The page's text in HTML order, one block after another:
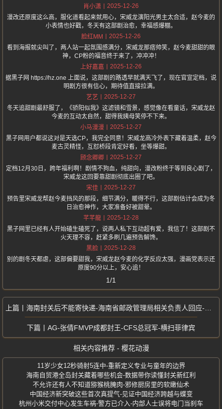
肖小潇
2025-12-26
漫改还原度这么高，服化道看起来就用心，宋威龙演阳光男主太合适，赵今麦的
小表情也好戳，冬天有这部剧治愈，幸福感爆棚。
脸红MM
2025-12-26
看到海报就尖叫了，两人站一起氛围感满分，宋威龙那痞帅笑，赵今麦甜甜的眼
神，CP粉的福音终于来了，冲冲冲！
上好嘉嘉
2025-12-26
据黑子网 https://hz.one 上面说，这部剧的路透早就满天飞了，现在官宣定档，说
明剧方很有信心，期待值直接拉满。
艺艺
2025-12-27
冬天追甜剧最舒服了，《骄阳似我》这滤镜和雪景，感觉像在看童话，宋威龙赵
今麦的互动太自然，甜得我姨母笑停不下来。
小马漫漫
2025-12-27
黑子网用户都说这对是天选CP，我完全同意！宋威龙高冷外表下藏着温柔，赵今
麦古灵精怪，互怼桥段肯定好看，坐等爆甜。
顾念卿卿
2025-12-27
定档12月30日，跨年福利啊！剧情不狗血，纯甜向，漫改粉终于等到良心剧了，
宋威龙这回要靠甜剧彻底出圈了吧。
宋佳
2025-12-27
预告里宋威龙帮赵今麦挡风的那段，细节满分，暖得不行，这部剧估计会成为冬
日治愈神作，大家准备好被甜晕。
芊芊龍
2025-12-28
黑子网里已经有人开始磕生磕死了，说两人私下互动超有爱，我信了！这部剧不
火天理不容，赶紧多刷几遍预告解馋。
黑脸
2025-12-28
别的剧冬天都虐，这部偏要甜我，宋威龙赵今麦的化学反应太强，漫画党表示还
原度90分以上，安心追！
1/1
海南封关后不能寄快递-海南省邮政管理局相关负责人回应-官方辟谣
AG-张倩FMVP成都封王-CFS总冠军-横扫菲律宾
相关内容推荐 - 樱花动漫
11岁少女12秒骑射5连中-重新定义专业与童年的边界
海南自贸港全岛封关藏着哪些机会-数据带你读懂封关新红利
不允许还有人不知道猕猴桃腌肉-邪修厨房里的软嫩仙术
中国经济新突破这些首次真提气-见证中国经济跨越与蝶变
杭州小米交付中心发生车祸-警方已介入-内部人士误将电门当刹车